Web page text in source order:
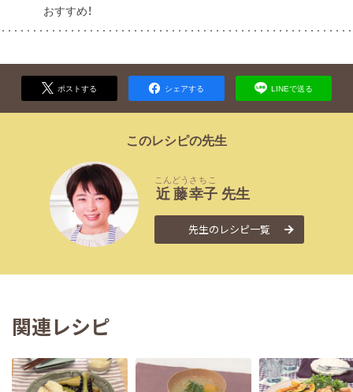
おすすめ！
ポストする シェアする LINEで送る
このレシピの先生
近藤
こんどう
幸子
さちこ
先生
先生のレシピ一覧
関連レシピ